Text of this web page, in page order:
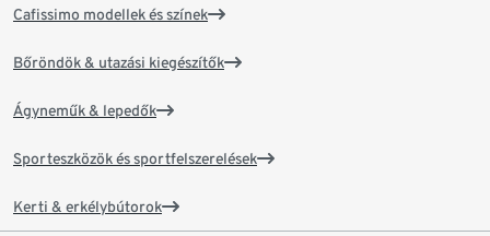
Cafissimo modellek és színek
Bőröndök & utazási kiegészítők
Ágyneműk & lepedők
Sporteszközök és sportfelszerelések
Kerti & erkélybútorok